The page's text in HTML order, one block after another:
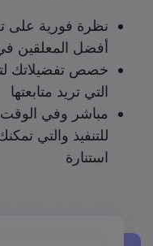
نظرة فورية على
أفضل المعلقين في
خصص تفضيلاتك
التي تريد متابعتها
مباشر وفي الوقت
للتنفيذ والتي
استنارة